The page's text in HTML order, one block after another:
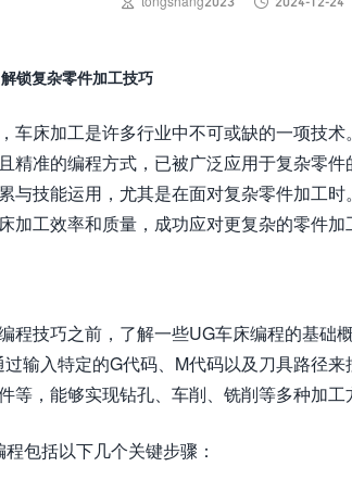
锁复杂零件加工技巧
车床加工是许多行业中不可或缺的一项技
精准的编程方式，已被广泛应用于复杂零
与技能运用，尤其是在面对复杂零件加工
加工效率和质量，成功应对更复杂的零件加
程技巧之前，了解一些UG车床编程的基
输入特定的G代码、M代码以及刀具路径
等，能够实现钻孔、车削、铣削等多种加工
包括以下几个关键步骤：